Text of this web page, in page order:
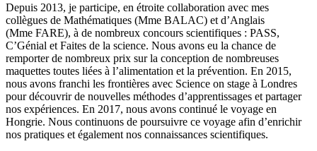
Depuis 2013, je participe, en étroite collaboration avec mes
collègues de Mathématiques (Mme BALAC) et d’Anglais
(Mme FARE), à de nombreux concours scientifiques : PASS,
C’Génial et Faites de la science. Nous avons eu la chance de
remporter de nombreux prix sur la conception de nombreuses
maquettes toutes liées à l’alimentation et la prévention. En 2015,
nous avons franchi les frontières avec Science on stage à Londres
pour découvrir de nouvelles méthodes d’apprentissages et partager
nos expériences. En 2017, nous avons continué le voyage en
Hongrie. Nous continuons de poursuivre ce voyage afin d’enrichir
nos pratiques et également nos connaissances scientifiques.